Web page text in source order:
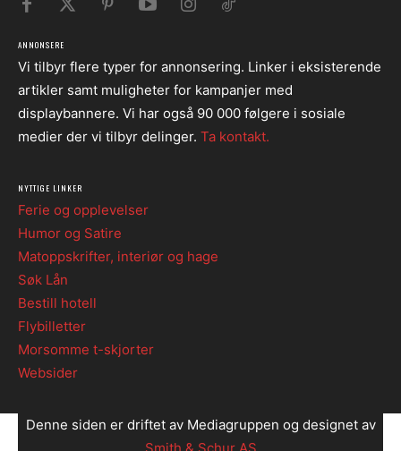
ANNONSERE
Vi tilbyr flere typer for annonsering. Linker i eksisterende
artikler samt muligheter for kampanjer med
displaybannere. Vi har også 90 000 følgere i sosiale
medier der vi tilbyr delinger. Ta kontakt.
NYTTIGE LINKER
Ferie og opplevelser
Humor og Satire
Matoppskrifter, interiør og hage
Søk Lån
Bestill hotell
Flybilletter
Morsomme t-skjorter
Websider
Denne siden er driftet av Mediagruppen og designet av
Smith & Schur AS